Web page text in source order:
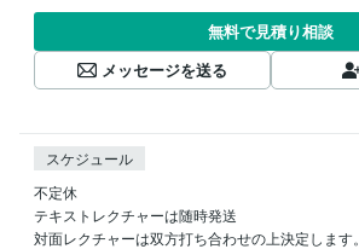
無料で見積り相談
メッセージを送る
スケジュール
不定休
テキストレクチャーは随時発送
対面レクチャーは双方打ち合わせの上決定します。